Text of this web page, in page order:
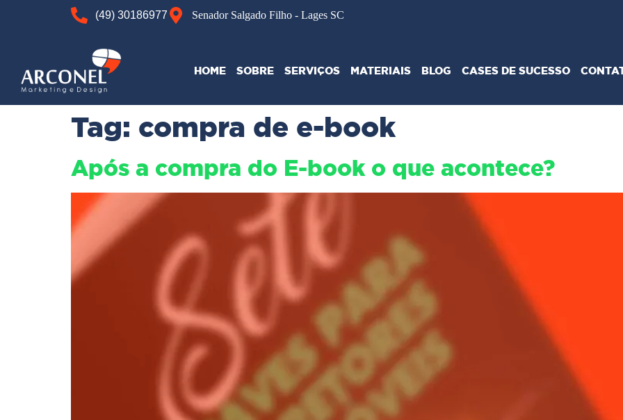
(49) 30186977 Senador Salgado Filho - Lages SC
HOME SOBRE SERVIÇOS MATERIAIS BLOG CASES DE SUCESSO
Tag: compra de e-book
Após a compra do E-book o que acontece?